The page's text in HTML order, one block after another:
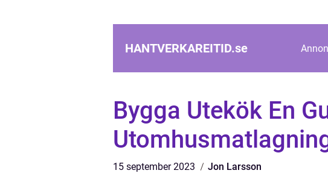
HANTVERKAREITID.se
Bygga Utekök En
15 september 2023 Jon Larsson